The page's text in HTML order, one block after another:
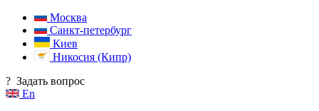
Москва
Санкт-петербург
Киев
Никосия (Кипр)
? Задать вопрос
En